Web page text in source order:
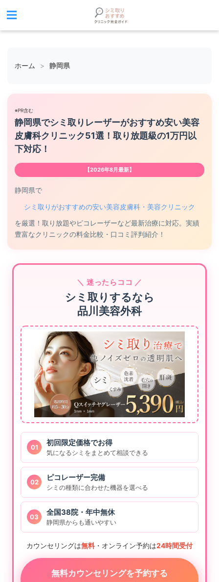
ホーム > 静岡県
※PR含む
静岡県でシミ取りレーザーがおすすめ安い美容
皮膚科クリニック51選！取り放題級の1万円以
下対応！
【2026年8月最新】
静岡県で
シミ取りがおすすめの安い美容皮膚科・美容クリニック
を厳選！取り放題やピコレーザーなど最新治療に対応。実績
豊富なクリニックの料金比較・口コミ評判紹介！
＼ 迷ったらココ ／
シミ取りするなら
品川美容外科
01
初回限定価格でお得
気になるシミをまとめて相談できる
02
ピコレーザー完備
シミの種類に合わせた機器を選べる
03
全国38院・年中無休
静岡県からも通いやすい
カウンセリングは無料 ・オンライン予約は24時間受付
無料カウンセリングを予約する